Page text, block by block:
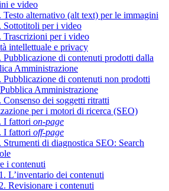
e video
Testo alternativo (alt text) per le immagini
Sottotitoli per i video
Trascrizioni per i video
intellettuale e privacy
Pubblicazione di contenuti prodotti dalla
Amministrazione
Pubblicazione di contenuti non prodotti
Amministrazione
Consenso dei soggetti ritratti
per i motori di ricerca (SEO)
I fattori on-page
I fattori off-page
Strumenti di diagnostica SEO: Search
i contenuti
L’inventario dei contenuti
Revisionare i contenuti